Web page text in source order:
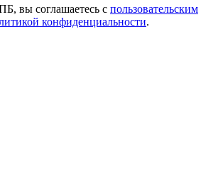
вы соглашаетесь с пользовательским
конфиденциальности.